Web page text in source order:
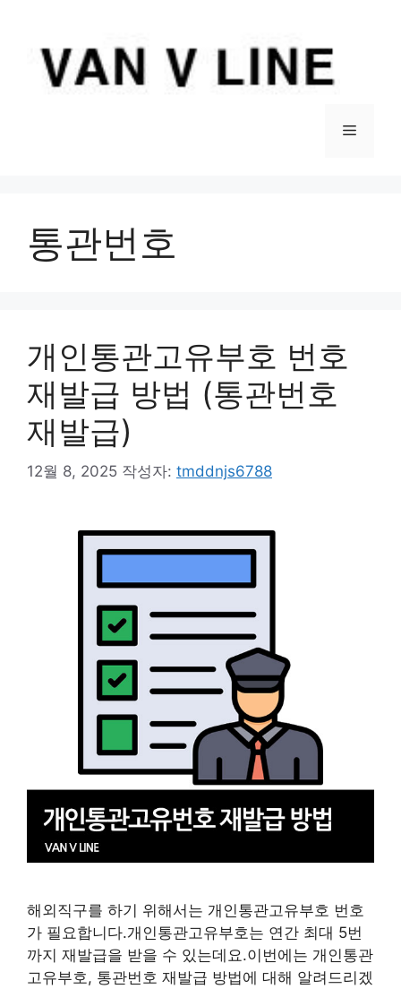
메
통관번호
개인통관고유부호 번호
재발급 방법 (통관번호
재발급)
12월 8, 2025 작성자: tmddnjs6788
해외직구를 하기 위해서는 개인통관고유부호 번호
가 필요합니다.개인통관고유부호는 연간 최대 5번
까지 재발급을 받을 수 있는데요.이번에는 개인통관
고유부호, 통관번호 재발급 방법에 대해 알려드리겠